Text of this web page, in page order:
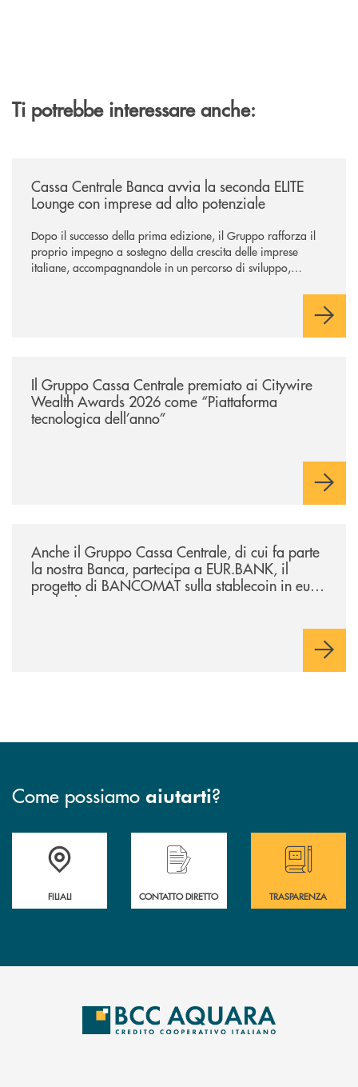
Ti potrebbe interessare anche:
Cassa Centrale Banca avvia la seconda ELITE
Lounge con imprese ad alto potenziale
Dopo il successo della prima edizione, il Gruppo rafforza il
proprio impegno a sostegno della crescita delle imprese
italiane, accompagnandole in un percorso di sviluppo,
Il Gruppo Cassa Centrale premiato ai Citywire
Wealth Awards 2026 come “Piattaforma
tecnologica dell’anno”
Anche il Gruppo Cassa Centrale, di cui fa parte
la nostra Banca, partecipa a EUR.BANK, il
progetto di BANCOMAT sulla stablecoin in euro
e sul relativo ecosistema
Come possiamo aiutarti?
Trova la filiale più vicina a te
FILIALI
Hai bisogno di assistenza immediata ?
CONTATTO DIRETTO
Hai bisogno di
TRASPARENZA